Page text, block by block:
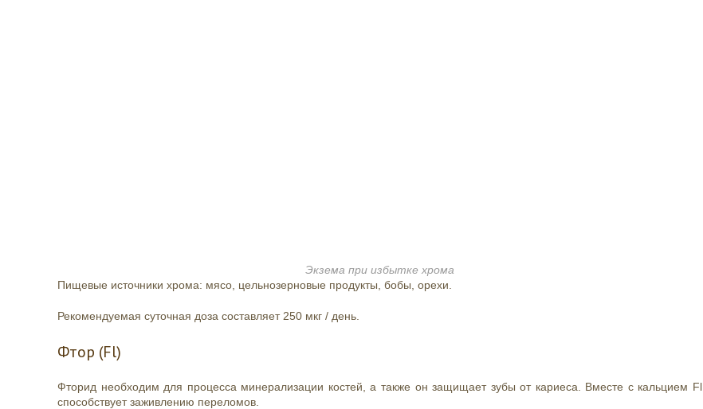
Экзема при избытке хрома
Пищевые источники хрома: мясо, цельнозерновые продукты, бобы, орехи.
Рекомендуемая суточная доза составляет 250 мкг / день.
Фтор (Fl)
Фторид необходим для процесса минерализации костей, а также он защищает зубы от кариеса. Вместе с кальцием Fl
способствует заживлению переломов.